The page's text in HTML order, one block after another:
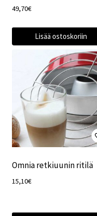
49,70€
Lisää ostoskoriin
Omnia retkiuunin ritilä
15,10€